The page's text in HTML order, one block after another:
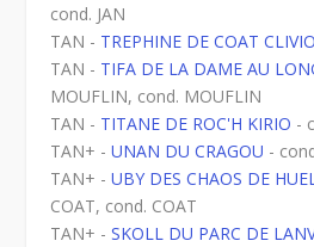
cond. JAN
TAN - TREPHINE DE COAT
TAN - TIFA DE LA DAME AU
MOUFLIN, cond. MOUFLIN
TAN - TITANE DE ROC'H KIRIO -
TAN+ -UNAN DU CRAGOU -
TAN+ -UBY DES CHAOS DE
COAT, cond. COAT
TAN+ -SKOLL DU PARC DE